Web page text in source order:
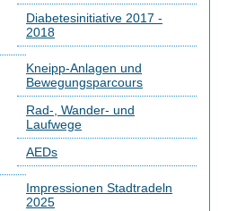
Diabetesinitiative 2017 -
2018
Kneipp-Anlagen und
Bewegungsparcours
Rad-, Wander- und
Laufwege
AEDs
Impressionen Stadtradeln
2025